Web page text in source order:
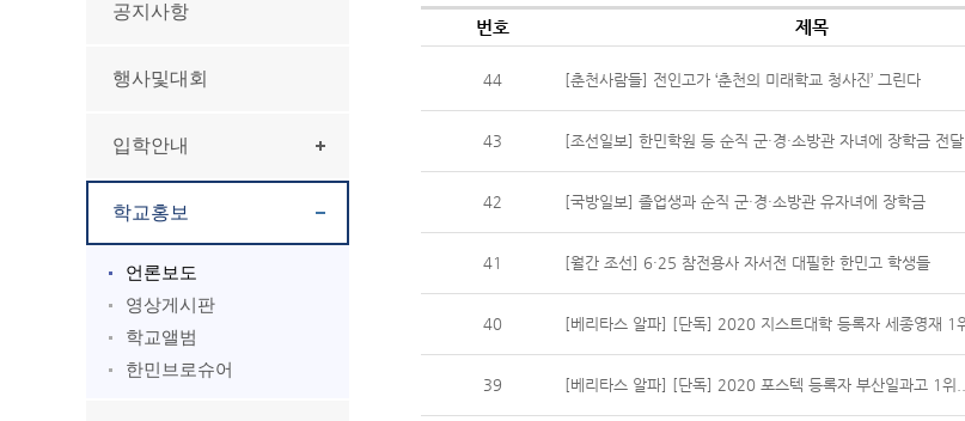
공지사항
행사및대회
입학안내
학교홍보
언론보도
영상게시판
학교앨범
한민브로슈어
번호 제목
44 [춘천사람들] 전인고가 ‘춘천의 미래학교 청사진’ 그린다
43 [조선일보] 한민학원 등 순직 군·경·소방관 자녀에 장학금 전달
42 [국방일보] 졸업생과 순직 군·경·소방관 유자녀에 장학금
41 [월간 조선] 6·25 참전용사 자서전 대필한 한민고 학생들
40
39